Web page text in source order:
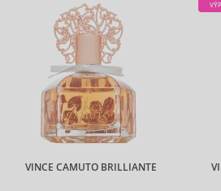
VINCE CAMUTO BRILLIANTE